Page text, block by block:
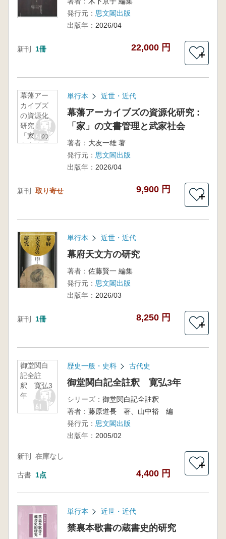
発行元： 思文閣出版
出版年： 2026/04
新刊 1冊 22,000 円
＋
幕藩アー
カイブズ
の資源化
研究 :
「家」の
文書管理
単行本 近世・近代
幕藩アーカイブズの資源化研究 :
「家」の文書管理と武家社会
著者： 大友一雄 著
発行元： 思文閣出版
出版年： 2026/04
新刊 取り寄せ 9,900 円
＋
単行本 近世・近代
幕府天文方の研究
著者： 佐藤賢一 編集
発行元： 思文閣出版
出版年： 2026/03
新刊 1冊 8,250 円
＋
御堂関白
記全註
釈 寛弘3
年
歴史一般・史料 古代史
御堂関白記全註釈 寛弘3年
シリーズ： 御堂関白記全註釈
著者： 藤原道長 著、山中裕 編
発行元： 思文閣出版
出版年： 2005/02
新刊 在庫なし
古書 1点 4,400 円
＋
単行本 近世・近代
禁裏本歌書の蔵書史的研究